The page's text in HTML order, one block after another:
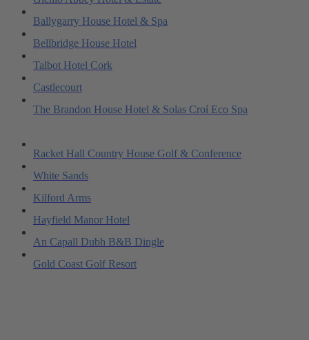
Ballygarry House Hotel & Spa
Bellbridge House Hotel
Talbot Hotel Cork
Castlecourt
The Brandon House Hotel & Solas Croí Eco Spa
Racket Hall Country House Golf & Conference
White Sands
Kilford Arms
Hayfield Manor Hotel
An Capall Dubh B&B Dingle
Gold Coast Golf Resort